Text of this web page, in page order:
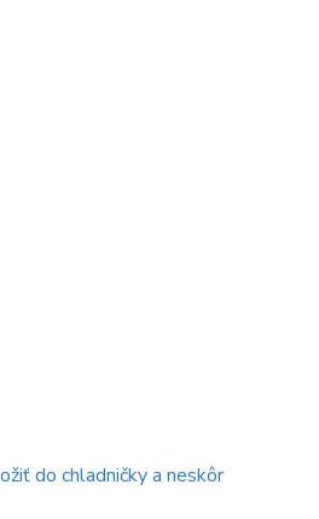
do chladničky a neskôr